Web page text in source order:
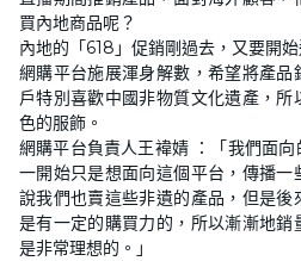
t
e
2
2
.
8
8
買內地商品呢？
內地的「618」促銷剛過去，又要開
網購平台施展渾身解數，希望將產
戶特別喜歡中國非物質文化遺產，
色的服飾。
網購平台負責人王褘婧 ：「我們面向
一開始只是想面向這個平台，傳播
說我們也賣這些非遺的產品，但是
是有一定的購買力的，所以漸漸地
是非常理想的。」